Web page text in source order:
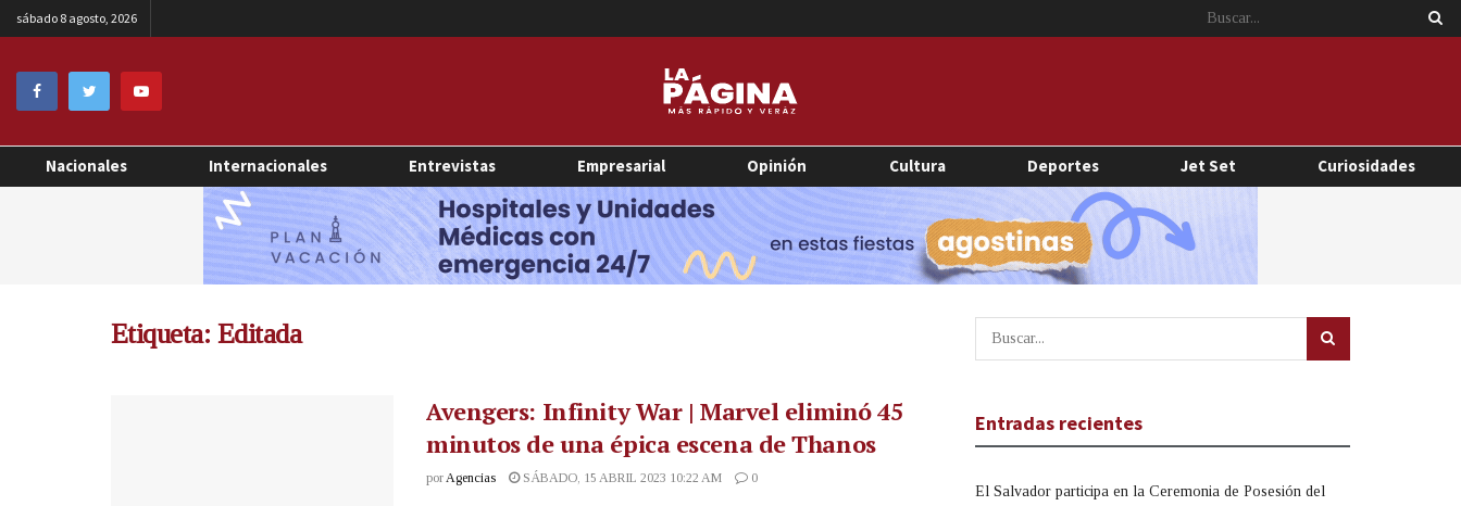
sábado 8 agosto, 2026
Nacionales Internacionales Entrevistas Empresarial Opinión Cultura Deportes Jet Set Curiosidades
Etiqueta: Editada
Avengers: Infinity War | Marvel eliminó 45
minutos de una épica escena de Thanos
porAgencias SÁBADO, 15 ABRIL 2023 10:22 AM 0
Entradas recientes
El Salvador participa en la Ceremonia de Posesión del